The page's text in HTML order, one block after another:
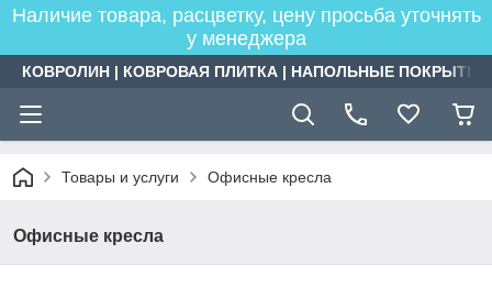
Наличие товара, расцветку, цену просьба уточнять
у менеджера
КОВРОЛИН | КОВРОВАЯ ПЛИТКА | НАПОЛЬНЫЕ
Товары и услуги Офисные кресла
Офисные кресла